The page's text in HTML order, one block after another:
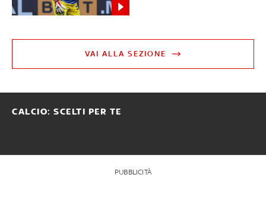
VAI ALLA SEZIONE
CALCIO: SCELTI PER TE
PUBBLICITÀ